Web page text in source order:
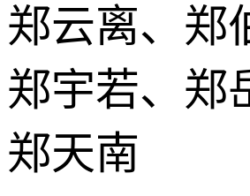
郑云离、郑
郑宇若、郑
郑天南